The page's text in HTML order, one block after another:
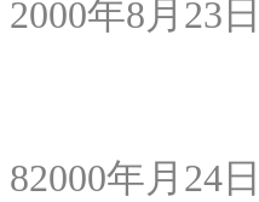
2000年8月23
82000年月24